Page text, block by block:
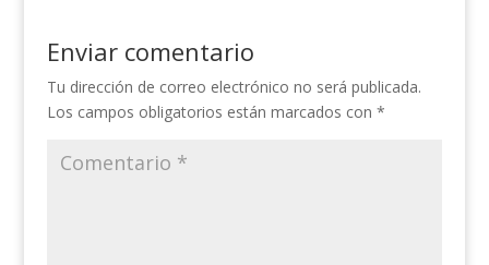
Enviar comentario
Tu dirección de correo electrónico no será publicada.
Los campos obligatorios están marcados con *